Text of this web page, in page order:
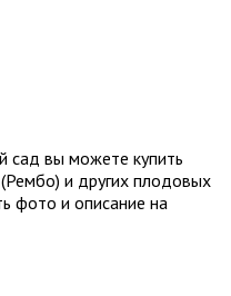
сад вы можете купить
и других плодовых
фото и описание на